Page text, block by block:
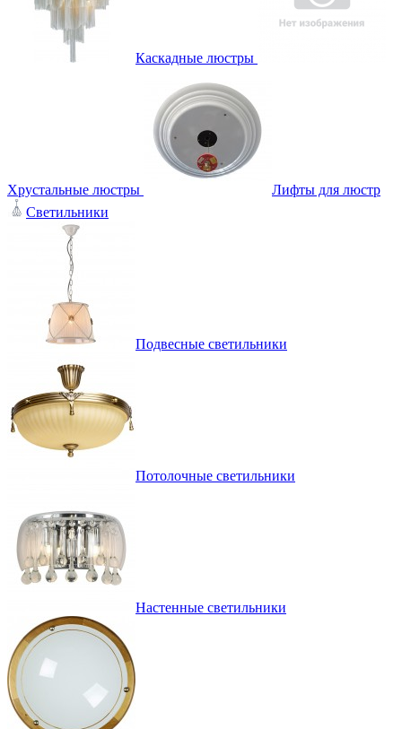
Каскадные люстры
Хрустальные люстры
Лифты для люстр
Светильники
Подвесные светильники
Потолочные светильники
Настенные светильники